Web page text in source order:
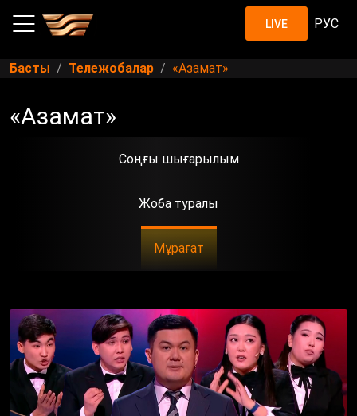
LIVE РУС
Басты Тележобалар «Азамат»
«Азамат»
Соңғы шығарылым
Жоба туралы
Мұрағат